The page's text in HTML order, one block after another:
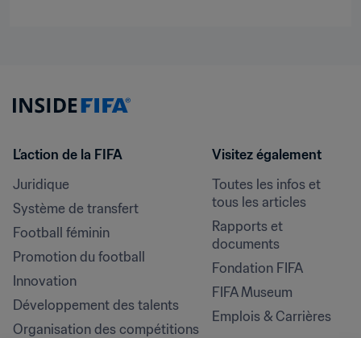
L’action de la FIFA
Juridique
Système de transfert
Football féminin
Promotion du football
Innovation
Développement des talents
Organisation des compétitions
Visitez également
Toutes les infos et
tous les articles
Rapports et
documents
Fondation FIFA
FIFA Museum
Emplois & Carrières